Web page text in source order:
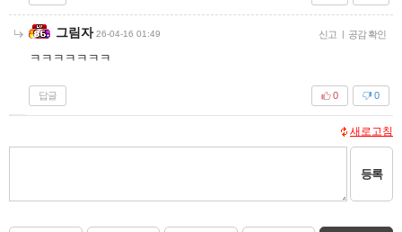
그림자 26-04-16 01:49 신고 | 공감 확인
ㅋㅋㅋㅋㅋㅋㅋ
답글 0
0
새로고침
등록